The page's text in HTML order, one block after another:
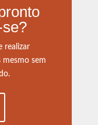
realizar
sem